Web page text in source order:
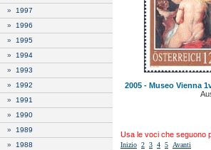
» 1997
» 1996
» 1995
» 1994
» 1993
» 1992
» 1991
» 1990
» 1989
» 1988
2005 - Museo Vienna
Usa le voci che seguono
Inizio 2 3 4 5 Avanti